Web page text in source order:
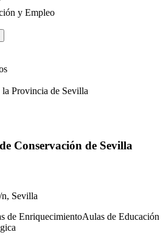
y Empleo
la Provincia de Sevilla
Conservación de Sevilla
Sevilla
de EnriquecimientoAulas de Educación